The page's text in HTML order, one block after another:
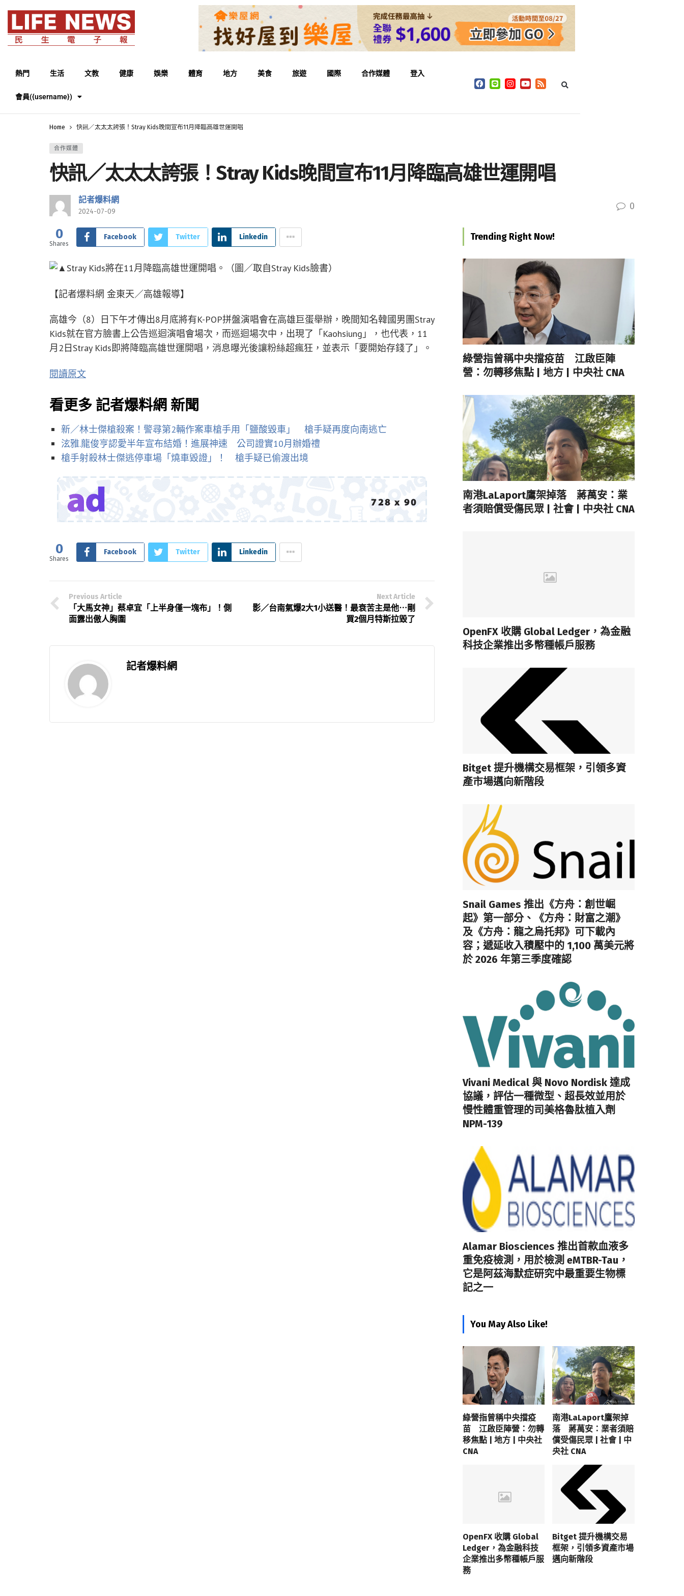
熱門 生活 文教 健康 娛樂 體育 地方 美食 旅遊 國際 合作媒體 登入
會員({username})
Home 快訊／太太太誇張！Stray Kids晚間宣布11月降臨高雄世運開唱
合作媒體
快訊／太太太誇張！Stray Kids晚間宣布11月降臨高雄世運開唱
記者爆料網
2024-07-09 0
0
Shares
Facebook Twitter Linkedin
【記者爆料網 金東天／高雄報導】
高雄今（8）日下午才傳出8月底將有K-POP拼盤演唱會在高雄巨蛋舉辦，晚間知名韓國男團Stray
Kids就在官方臉書上公告巡迴演唱會場次，而巡迴場次中，出現了「Kaohsiung」，也代表，11
月2日Stray Kids即將降臨高雄世運開唱，消息曝光後讓粉絲超瘋狂，並表示「要開始存錢了」。
閱讀原文
看更多 記者爆料網 新聞
新／林士傑槍殺案！警尋第2輛作案車槍手用「鹽酸毀車」 槍手疑再度向南逃亡
泫雅.龍俊亨認愛半年宣布結婚！進展神速 公司證實10月辦婚禮
槍手射殺林士傑逃停車場「燒車毀證」！ 槍手疑已偷渡出境
0
Shares
Facebook Twitter Linkedin
Previous Article
「大馬女神」蔡卓宜「上半身僅一塊布」！側
面露出傲人胸圍
Next Article
影／台南氣爆2大1小送醫！最衰苦主是他⋯剛
買2個月特斯拉毀了
記者爆料網
Trending Right Now!
綠營指曾稱中央擋疫苗 江啟臣陣
營：勿轉移焦點 | 地方 | 中央社 CNA
南港LaLaport鷹架掉落 蔣萬安：業
者須賠償受傷民眾 | 社會 | 中央社 CNA
OpenFX 收購 Global Ledger，為金融
科技企業推出多幣種帳戶服務
Bitget 提升機構交易框架，引領多資
產市場邁向新階段
Snail Games 推出《方舟：創世崛
起》第一部分、《方舟：財富之潮》
及《方舟：龍之烏托邦》可下載內
容；遞延收入積壓中的 1,100 萬美元將
於 2026 年第三季度確認
Vivani Medical 與 Novo Nordisk 達成
協議，評估一種微型、超長效並用於
慢性體重管理的司美格魯肽植入劑
NPM-139
Alamar Biosciences 推出首款血液多
重免疫檢測，用於檢測 eMTBR-Tau，
它是阿茲海默症研究中最重要生物標
記之一
You May Also Like!
綠營指曾稱中央擋疫
苗 江啟臣陣營：勿轉
移焦點 | 地方 | 中央社
CNA
南港LaLaport鷹架掉
落 蔣萬安：業者須賠
償受傷民眾 | 社會 | 中
央社 CNA
OpenFX 收購 Global
Ledger，為金融科技
企業推出多幣種帳戶服
務
Bitget 提升機構交易
框架，引領多資產市場
邁向新階段